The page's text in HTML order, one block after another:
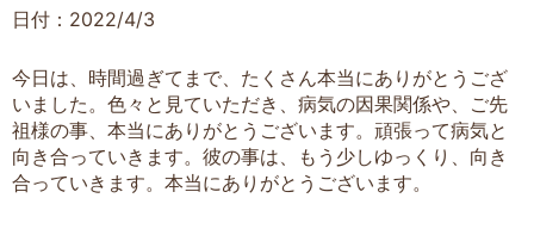
日付：2022/4/3
今日は、時間過ぎてまで、たくさん本当にありがとうござ
いました。色々と見ていただき、病気の因果関係や、ご先
祖様の事、本当にありがとうございます。頑張って病気と
向き合っていきます。彼の事は、もう少しゆっくり、向き
合っていきます。本当にありがとうございます。